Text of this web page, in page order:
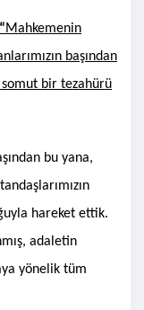
Mahkemenin
başından
bir tezahürü
bu yana,
hareket ettik.
adaletin
yönelik tüm